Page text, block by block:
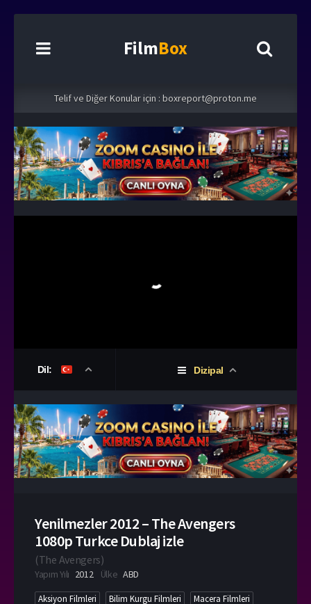
FilmBox
Telif ve Diğer Konular için : boxreport@proton.me
Dil: Dizipal
Yenilmezler 2012 – The Avengers
1080p Turkce Dublaj izle
(The Avengers)
Yapım Yılı 2012 Ülke ABD
Aksiyon Filmleri Bilim Kurgu Filmleri Macera Filmleri